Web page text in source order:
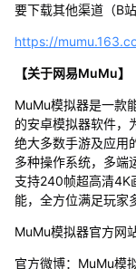
要下载其他渠道（B
https://
【关于网易MuMu】
MuMu模拟器是一款
的安卓模拟器软件，
绝大多数手游及应用
多种操作系统，多端
支持240帧超高清4K
能，全方位满足玩家
MuMu模拟器官方网站
官方微博：MuMu模